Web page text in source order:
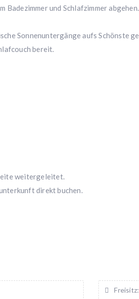
und Schlafzimmer
Sonnenuntergänge aufs Schönste
bereit.
weitergeleitet.
direkt buchen.